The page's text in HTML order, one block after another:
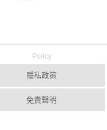
Policy
隱私政策
免責聲明